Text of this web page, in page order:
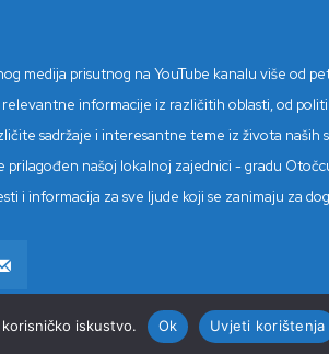
medija prisutnog na YouTube kanalu više od
informacije iz različitih oblasti, od
sadržaje i interesantne teme iz života naših
našoj lokalnoj zajednici - gradu
i informacija za sve ljude koji se zanimaju za
Kontakt
iskustvo. Ok Uvjeti korištenja